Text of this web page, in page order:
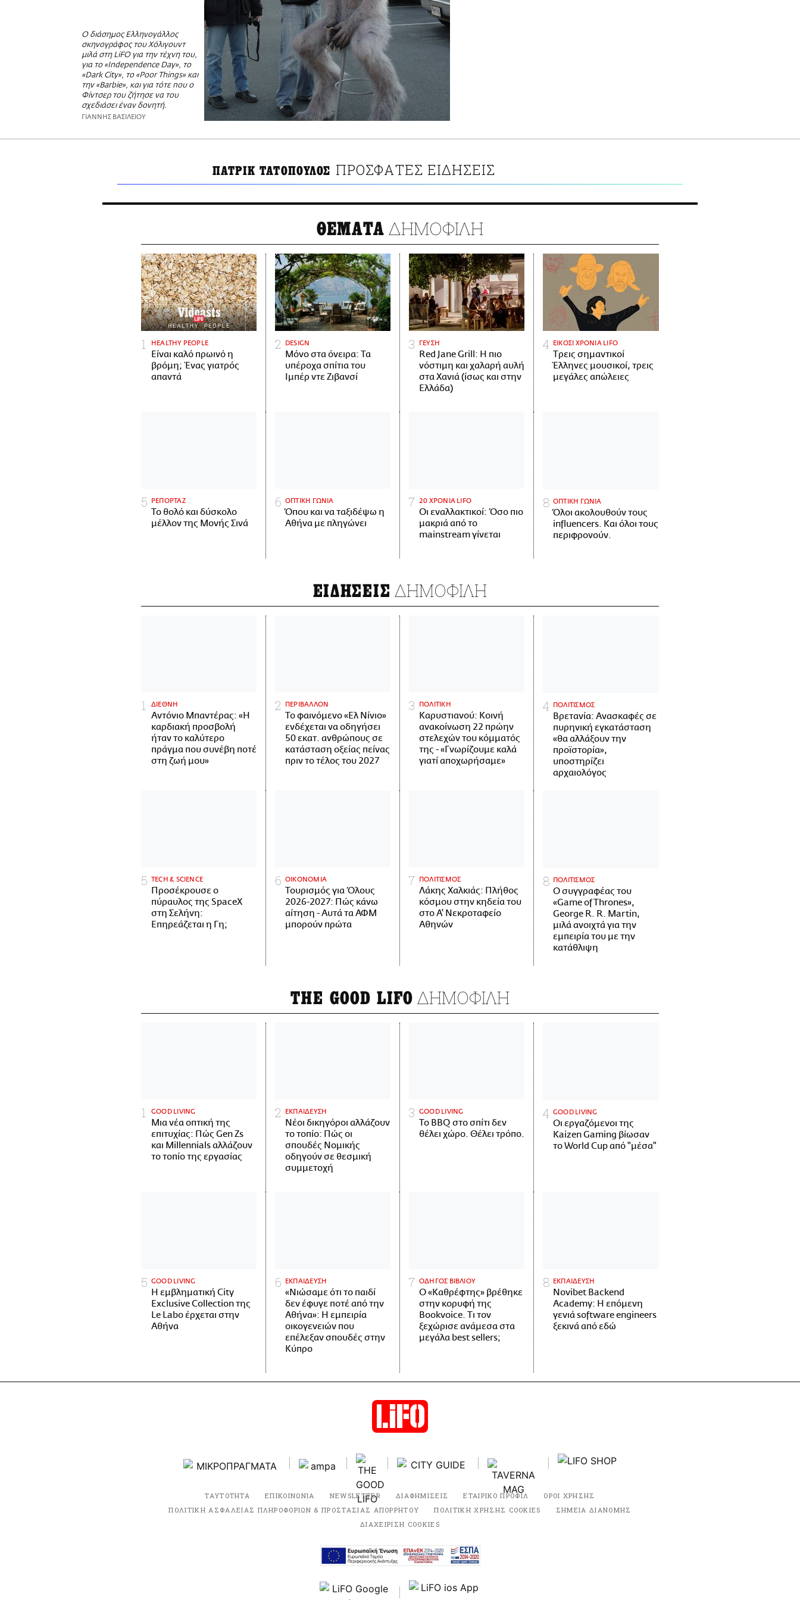
Ο διάσημος Ελληνογάλλος
σκηνογράφος του Χόλιγουντ
μιλά στη LiFO για την τέχνη του,
για το «Independence Day», το
«Dark City», το «Poor Things» και
την «Barbie», και για τότε που ο
Φίντσερ του ζήτησε να του
σχεδιάσει έναν δονητή.
ΓΙΑΝΝΗΣ ΒΑΣΙΛΕΙΟΥ
ΠΑΤΡΙΚ ΤΑΤΟΠΟΥΛΟΣ ΠΡΟΣΦΑΤΕΣ ΕΙΔΗΣΕΙΣ
ΘΕΜΑΤΑ ΔΗΜΟΦΙΛΗ
HEALTHY PEOPLE
Είναι καλό πρωινό η
βρόμη; Ένας γιατρός
απαντά
DESIGN
Μόνο στα όνειρα: Τα
υπέροχα σπίτια του
Ιμπέρ ντε Ζιβανσί
ΓΕΥΣΗ
Red Jane Grill: Η πιο
νόστιμη και χαλαρή αυλή
στα Χανιά (ίσως και στην
Ελλάδα)
ΕΙΚΟΣΙ ΧΡΟΝΙΑ LIFO
Tρεις σημαντικοί
Έλληνες μουσικοί, τρεις
μεγάλες απώλειες
ΡΕΠΟΡΤΑΖ
Το θολό και δύσκολο
μέλλον της Μονής Σινά
ΟΠΤΙΚΗ ΓΩΝΙΑ
Όπου και να ταξιδέψω η
Αθήνα με πληγώνει
20 ΧΡΟΝΙΑ LIFO
Οι εναλλακτικοί: Όσο πιο
μακριά από το
mainstream γίνεται
ΟΠΤΙΚΗ ΓΩΝΙΑ
Όλοι ακολουθούν τους
influencers. Και όλοι τους
περιφρονούν.
ΕΙΔΗΣΕΙΣ ΔΗΜΟΦΙΛΗ
ΔΙΕΘΝΗ
Αντόνιο Μπαντέρας: «Η
καρδιακή προσβολή
ήταν το καλύτερο
πράγμα που συνέβη ποτέ
στη ζωή μου»
ΠΕΡΙΒΑΛΛΟΝ
Το φαινόμενο «Ελ Νίνιο»
ενδέχεται να οδηγήσει
50 εκατ. ανθρώπους σε
κατάσταση οξείας πείνας
πριν το τέλος του 2027
ΠΟΛΙΤΙΚΗ
Καρυστιανού: Κοινή
ανακοίνωση 22 πρώην
στελεχών του κόμματός
της - «Γνωρίζουμε καλά
γιατί αποχωρήσαμε»
ΠΟΛΙΤΙΣΜΟΣ
Βρετανία: Ανασκαφές σε
πυρηνική εγκατάσταση
«θα αλλάξουν την
προϊστορία»,
υποστηρίζει
αρχαιολόγος
ΤECH & SCIENCE
Προσέκρουσε ο
πύραυλος της SpaceX
στη Σελήνη:
Επηρεάζεται η Γη;
ΟΙΚΟΝΟΜΙΑ
Τουρισμός για Όλους
2026-2027: Πώς κάνω
αίτηση - Αυτά τα ΑΦΜ
μπορούν πρώτα
ΠΟΛΙΤΙΣΜΟΣ
Λάκης Χαλκιάς: Πλήθος
κόσμου στην κηδεία του
στο Α' Νεκροταφείο
Αθηνών
ΠΟΛΙΤΙΣΜΟΣ
Ο συγγραφέας του
«Game of Thrones»,
George R. R. Martin,
μιλά ανοιχτά για την
εμπειρία του με την
κατάθλιψη
THE GOOD LIFO ΔΗΜΟΦΙΛΗ
GOOD LIVING
Μια νέα οπτική της
επιτυχίας: Πώς Gen Zs
και Millennials αλλάζουν
το τοπίο της εργασίας
ΕΚΠΑΙΔΕΥΣΗ
Νέοι δικηγόροι αλλάζουν
το τοπίο: Πώς οι
σπουδές Νομικής
οδηγούν σε θεσμική
συμμετοχή
GOOD LIVING
Το BBQ στο σπίτι δεν
θέλει χώρο. Θέλει τρόπο.
GOOD LIVING
Οι εργαζόμενοι της
Kaizen Gaming βίωσαν
το World Cup από "μέσα"
GOOD LIVING
Η εμβληματική City
Exclusive Collection της
Le Labo έρχεται στην
Αθήνα
ΕΚΠΑΙΔΕΥΣΗ
«Νιώσαμε ότι το παιδί
δεν έφυγε ποτέ από την
Αθήνα»: Η εμπειρία
οικογενειών που
επέλεξαν σπουδές στην
Κύπρο
ΟΔΗΓΟΣ ΒΙΒΛΙΟΥ
Ο «Καθρέφτης» βρέθηκε
στην κορυφή της
Bookvoice. Τι τον
ξεχώρισε ανάμεσα στα
μεγάλα best sellers;
ΕΚΠΑΙΔΕΥΣΗ
Novibet Backend
Academy: Η επόμενη
γενιά software engineers
ξεκινά από εδώ
ΤΑΥΤΟΤΗΤΑ ΕΠΙΚΟΙΝΩΝΙΑ NEWSLETTER ΔΙΑΦΗΜΙΣΕΙΣ ΕΤΑΙΡΙΚΟ ΠΡΟΦΙΛ
ΟΡΟΙ ΧΡΗΣΗΣ
ΠΟΛΙΤΙΚΗ ΑΣΦΑΛΕΙΑΣ ΠΛΗΡΟΦΟΡΙΩΝ & ΠΡΟΣΤΑΣΙΑΣ ΑΠΟΡΡΗΤΟΥ
ΠΟΛΙΤΙΚΗ ΧΡΗΣΗΣ COOKIES
ΣΗΜΕΙΑ ΔΙΑΝΟΜΗΣ
ΔΙΑΧΕΙΡΙΣΗ COOKIES